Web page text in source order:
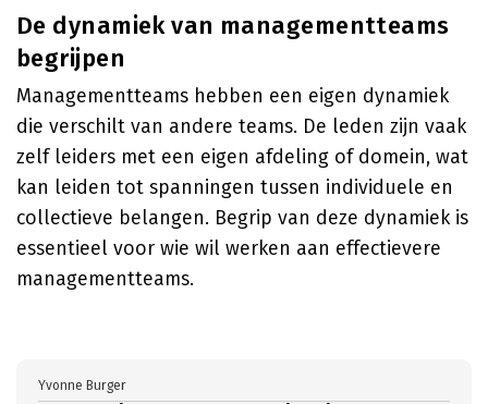
De dynamiek van managementteams
begrijpen
Managementteams hebben een eigen dynamiek
die verschilt van andere teams. De leden zijn vaak
zelf leiders met een eigen afdeling of domein, wat
kan leiden tot spanningen tussen individuele en
collectieve belangen. Begrip van deze dynamiek is
essentieel voor wie wil werken aan effectievere
managementteams.
Yvonne Burger